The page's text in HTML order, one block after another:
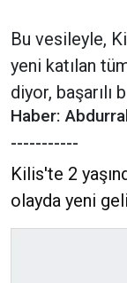
Bu vesileyle,
yeni katılan
diyor, başarılı
Haber:
-----------
Kilis'te 2
olayda yeni